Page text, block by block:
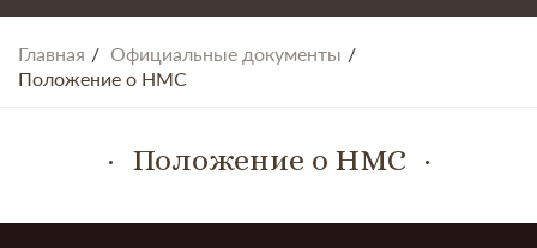
Главная
Официальные документы
Положение о НМС
Положение о НМС